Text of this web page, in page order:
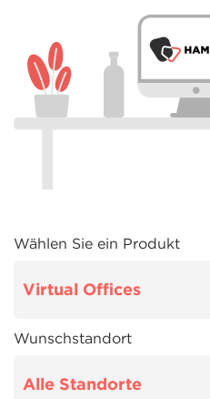
Wählen Sie ein Produkt
Wunschstandort